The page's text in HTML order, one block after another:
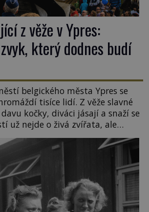
z věže v Ypres:
který dodnes budí
belgického města Ypres se
tisíce lidí. Z věže slavné
kočky, diváci jásají a snaží se
už nejde o živá zvířata, ale
suvenýry. Kdysi to ale bylo jinak.
připomíná jeden z
a zároveň nejkrutějších zvyků […]